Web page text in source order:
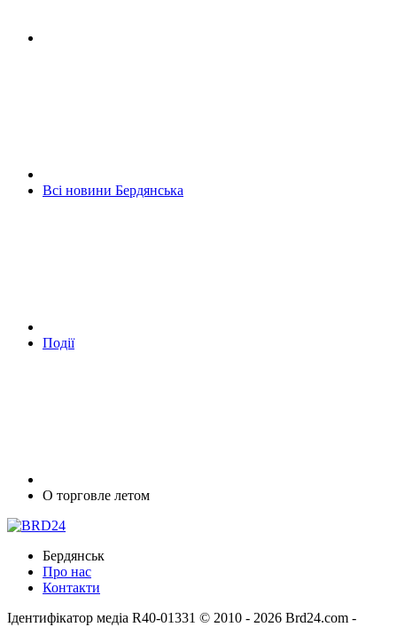
Всі новини Бердянська
Події
О торговле летом
Бердянськ
Про нас
Контакти
Ідентифікатор медіа R40-01331 © 2010 - 2026 Brd24.com -